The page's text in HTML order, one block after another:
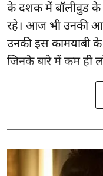
के दशक में बॉलीवुड के
रहे। आज भी उनकी
उनकी इस कामयाबी
जिनके बारे में कम ही